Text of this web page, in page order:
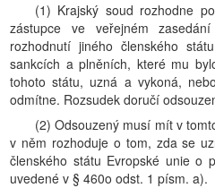
(1) Krajský soud rozhodne
zástupce ve veřejném
rozhodnutí jiného členského
sankcích a plněních, které mu
tohoto státu, uzná a vykoná,
odmítne. Rozsudek doručí
(2) Odsouzený musí mít v
v něm rozhoduje o tom, zda se
členského státu Evropské unie o
uvedené v § 460o odst. 1 písm. a).